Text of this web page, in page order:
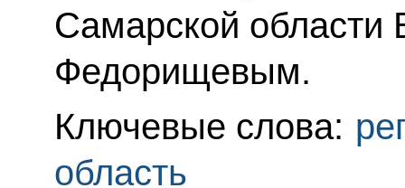
Самарской области
Федорищевым.
Ключевые слова:
область